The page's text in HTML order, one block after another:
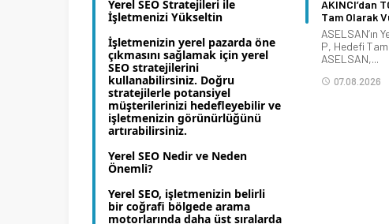
Yerel SEO Stratejileri ile
İşletmenizi Yükseltin
İşletmenizin yerel pazarda öne
çıkmasını sağlamak için yerel
SEO stratejilerini
kullanabilirsiniz. Doğru
stratejilerle potansiyel
müşterilerinizi hedefleyebilir ve
işletmenizin görünürlüğünü
artırabilirsiniz.
Yerel SEO Nedir ve Neden
Önemli?
Yerel SEO, işletmenizin belirli
bir coğrafi bölgede arama
motorlarında daha üst sıralarda
AKINCI’dan
Tam Olarak
ASELSAN’ın
P, Hedefi
ASELSAN,...
07.08.2026